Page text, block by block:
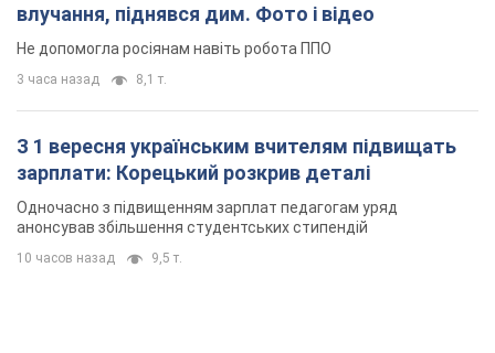
влучання, піднявся дим. Фото і відео
Не допомогла росіянам навіть робота ППО
3 часа назад 8,1 т.
З 1 вересня українським вчителям підвищать
зарплати: Корецький розкрив деталі
Одночасно з підвищенням зарплат педагогам уряд
анонсував збільшення студентських стипендій
10 часов назад 9,5 т.